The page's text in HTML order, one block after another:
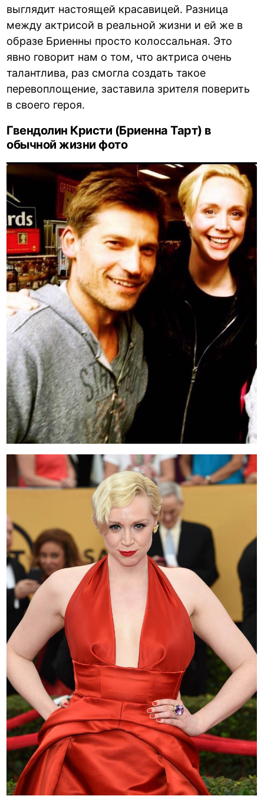
выглядит настоящей красавицей. Разница
между актрисой в реальной жизни и ей же в
образе Бриенны просто колоссальная. Это
явно говорит нам о том, что актриса очень
талантлива, раз смогла создать такое
перевоплощение, заставила зрителя поверить
в своего героя.
Гвендолин Кристи (Бриенна Тарт) в
обычной жизни фото